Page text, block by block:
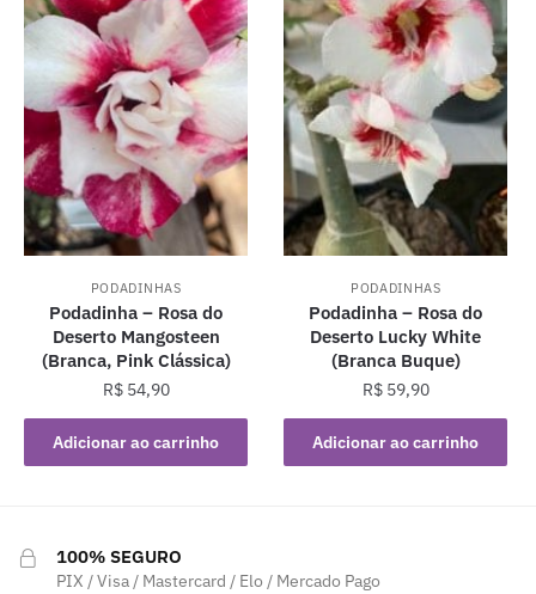
PODADINHAS
Podadinha – Rosa do
Deserto Mangosteen
(Branca, Pink Clássica)
R$54,90
Adicionar ao carrinho
PODADINHAS
Podadinha – Rosa do
Deserto Lucky White
(Branca Buque)
R$59,90
Adicionar ao carrinho
100% SEGURO
PIX / Visa / Mastercard / Elo / Mercado Pago